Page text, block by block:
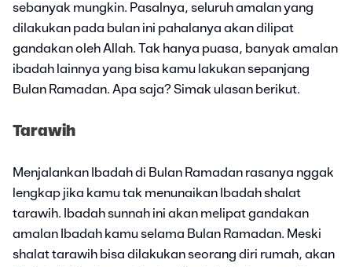
sebanyak mungkin. Pasalnya, seluruh amalan yang
dilakukan pada bulan ini pahalanya akan dilipat
gandakan oleh Allah. Tak hanya puasa, banyak amalan
ibadah lainnya yang bisa kamu lakukan sepanjang
Bulan Ramadan. Apa saja? Simak ulasan berikut.
Tarawih
Menjalankan Ibadah di Bulan Ramadan rasanya nggak
lengkap jika kamu tak menunaikan Ibadah shalat
tarawih. Ibadah sunnah ini akan melipat gandakan
amalan Ibadah kamu selama Bulan Ramadan. Meski
shalat tarawih bisa dilakukan seorang diri rumah, akan